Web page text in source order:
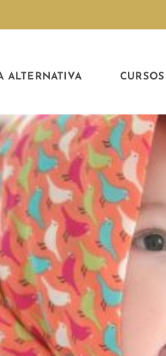
ALTERNATIVA CURSOS